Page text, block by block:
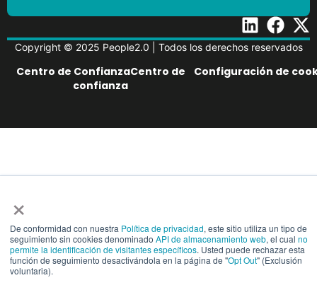
×
De conformidad con nuestra Política de privacidad, este sitio utiliza un tipo de
seguimiento sin cookies denominado API de almacenamiento web, el cual no
permite la identificación de visitantes específicos. Usted puede rechazar esta
función de seguimiento desactivándola en la página de "Opt Out" (Exclusión
voluntaria).
Copyright © 2025 People2.0 | Todos los derechos reservados
Centro de ConfianzaCentro de
confianza
Configuración de